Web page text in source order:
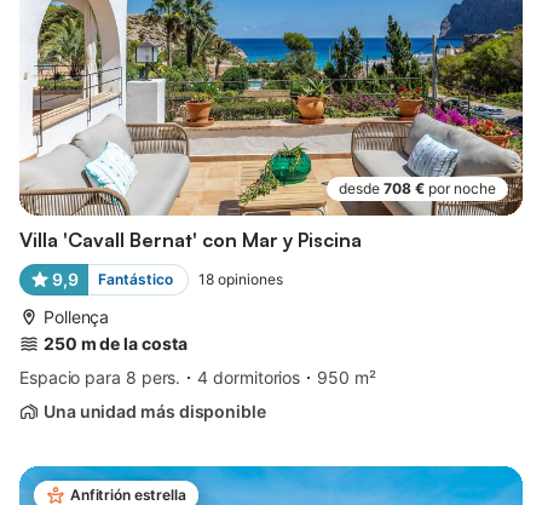
desde 708 € por noche
Villa 'Cavall Bernat' con Mar y Piscina
9,9 Fantástico 18 opiniones
Pollença
250 m de la costa
Espacio para 8 pers.
4 dormitorios
950 m²
Una unidad más disponible
Anfitrión estrella